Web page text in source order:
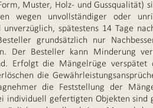
Muster, Holz- und
wegen unvollständiger oder
spätestens 14 Tage
grundsätzlich nur
Der Besteller kann Minderung
Erfolgt die Mängelrüge
die
die Feststellung der
individuell gefertigten Objekten